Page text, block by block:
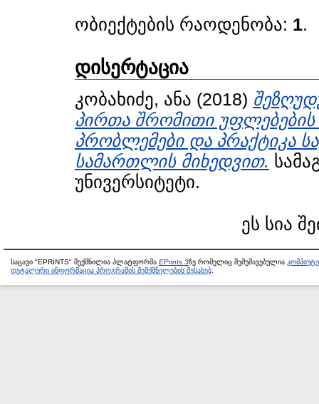
ობიექტების რაოდენობა: 1.
დისერტაცია
კობახიძე, ანა (2018)
პირთა შრომითი უფლებების
პრობლემები და პრაქტიკა
სამართლის მიხედვით.
უნივერსიტეტი.
ეს სია
საცავი "EPRINTS" შექმნილია პლატფორმა EPrints 3ზე რომელიც შემუშავებულია
დეტალური ინფორმაცია პროგრამის შემქმნელების შესახებ